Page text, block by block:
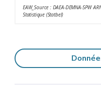
EAW_Source : DAEA-DEMNA-SPW
Statistique (Statbel)